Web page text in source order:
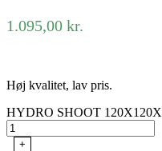
1.095,00 kr.
Høj kvalitet, lav pris.
HYDRO SHOOT
+